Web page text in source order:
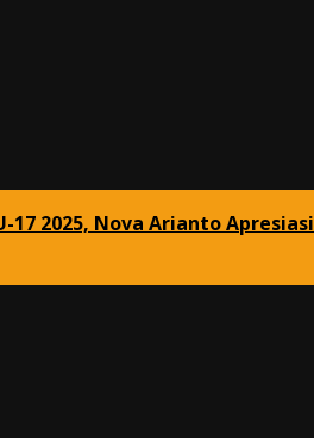
17 2025, Nova Arianto Apresiasi